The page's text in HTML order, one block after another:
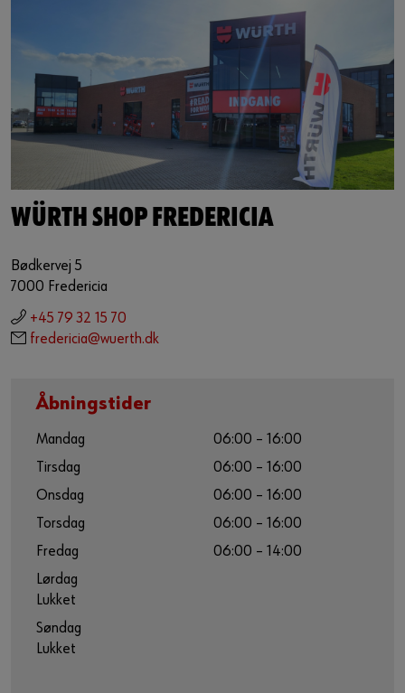
Guide til selvvalgt brugernavn
eller
Har du lyst til at være en online kunde?
Tilmeld dig her i tre enkle trin for at bruge alle funktionerne i
Kun salg til erhvervskunder
Bliv kunde / Opret online bruger
WÜRTH SHOP FREDERICIA
Bødkervej 5
7000 Fredericia
+45 79 32 15 70
fredericia@wuerth.dk
Åbningstider
Mandag
06:00 – 16:00
Tirsdag
06:00 – 16:00
Onsdag
06:00 – 16:00
Torsdag
06:00 – 16:00
Fredag
06:00 – 14:00
Lørdag
Lukket
Søndag
Lukket